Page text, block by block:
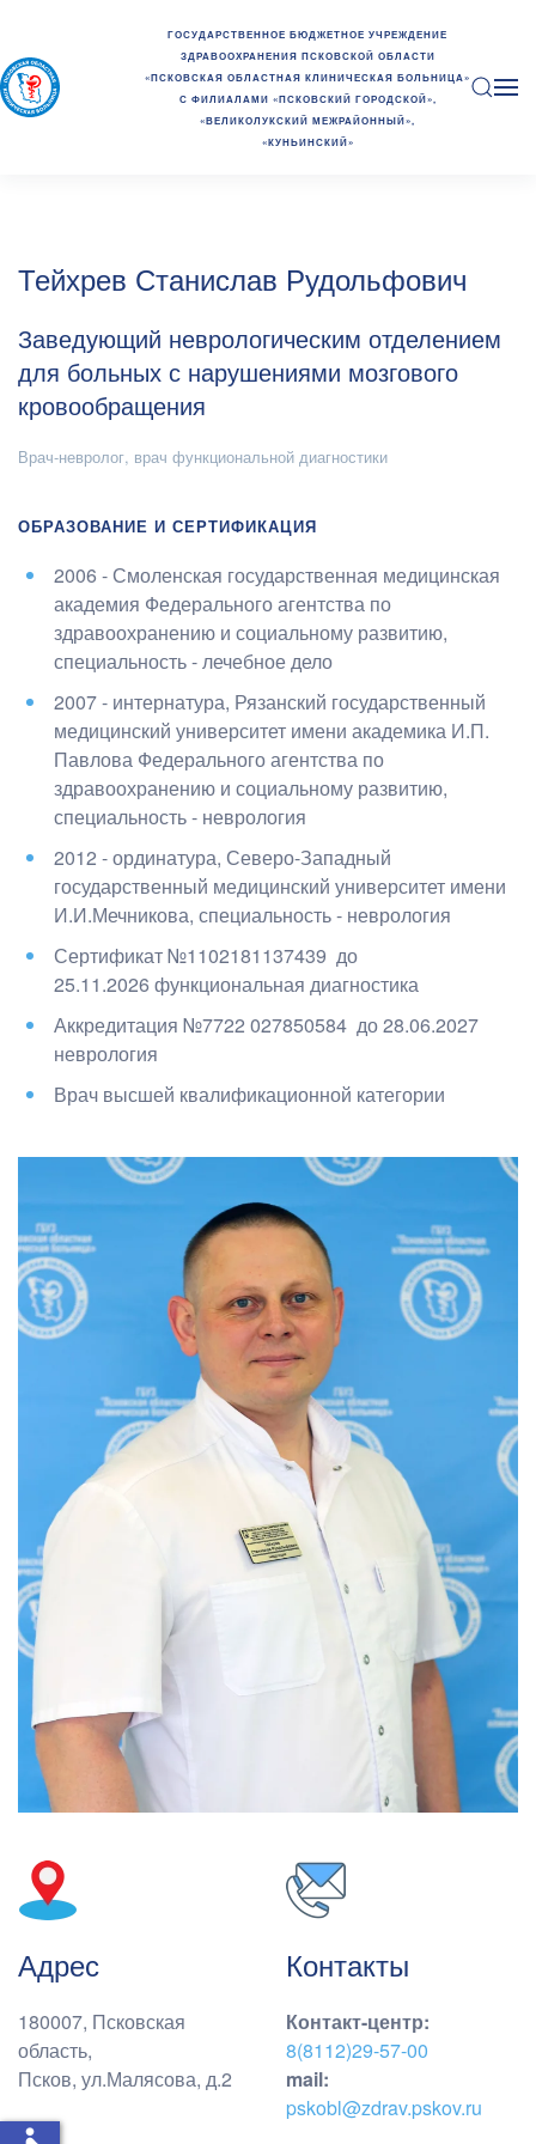
ГОСУДАРСТВЕННОЕ БЮДЖЕТНОЕ УЧРЕЖДЕНИЕ
ЗДРАВООХРАНЕНИЯ ПСКОВСКОЙ ОБЛАСТИ
«ПСКОВСКАЯ ОБЛАСТНАЯ КЛИНИЧЕСКАЯ БОЛЬНИЦА»
С ФИЛИАЛАМИ «ПСКОВСКИЙ ГОРОДСКОЙ»,
«ВЕЛИКОЛУКСКИЙ МЕЖРАЙОННЫЙ»,
«КУНЬИНСКИЙ»
Тейхрев Станислав Рудольфович
Заведующий неврологическим отделением
для больных с нарушениями мозгового
кровообращения
Врач-невролог, врач функциональной диагностики
ОБРАЗОВАНИЕ И СЕРТИФИКАЦИЯ
2006 - Смоленская государственная медицинская
академия Федерального агентства по
здравоохранению и социальному развитию,
специальность - лечебное дело
2007 - интернатура, Рязанский государственный
медицинский университет имени академика И.П.
Павлова Федерального агентства по
здравоохранению и социальному развитию,
специальность - неврология
2012 - ординатура, Северо-Западный
государственный медицинский университет имени
И.И.Мечникова, специальность - неврология
Сертификат №1102181137439 до
25.11.2026 функциональная диагностика
Аккредитация №7722 027850584 до 28.06.2027
неврология
Врач высшей квалификационной категории
Адрес
180007, Псковская
область,
Псков, ул.Малясова, д.2
Контакты
Контакт-центр:
8(8112)29-57-00
mail:
pskobl@zdrav.pskov.ru